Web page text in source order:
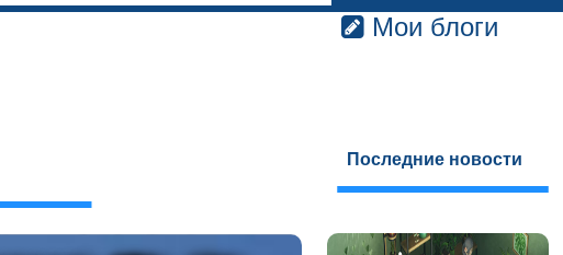
Мои блоги
Последние новости